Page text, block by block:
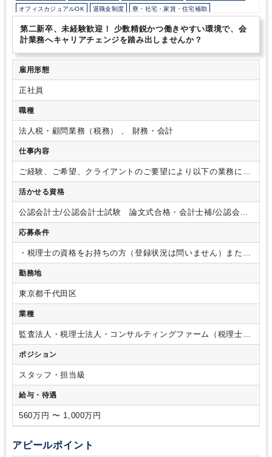
オフィスカジュアルOK 退職金制度 寮・社宅・家賃・住宅補助
年間休日120日以上
第二新卒、未経験歓迎！ 少数精鋭かつ働きやすい環境で、会
計業務へキャリアチェンジを踏み出しませんか？
雇用形態
正社員
職種
法人税・顧問業務（税務） 、 財務・会計
仕事内容
ご経験、ご希望、クライアントのご要望により以下の業務にメ
イン担当として従事していただきます。取引先のニーズに応
じてマルチに動ける方をイメージしています。
基本的な記帳業務や申告書作成業務などからご担当いただきま
す。実務経験のある方は、プロジェクトマネージャーとして
メンバーをアサインし、
を想定しています。マネジメント未経験の方も、現プロジェ
クトマネージャーの引継ぎを受けながら伴走しますので、 安
心してスタートいただけます。 【具体的な業務内容】※ご経
験よってご対応いただく業務が変わってきます
業務（会計処理相談対応、帳簿レビュー等）
助業務（上場会社決算支援等）
統制構築・整備・運用支援業務・IFRS導入支援業務・IPO支
援業務 ・M＆A関連業務（各種デューデリジェンス、バリュエ
ーション、PMI、PPA等）・新人メンバー業務のレビュー、
新人メンバー育成、既存メンバーのマネジメント等（ご本人の
要望、特性に応じて）など ※状況に応じてクライアント先に
出向くことやクライアント先での作業もあります。
ライアント】
備）企業まで幅広いお付き合いをさせていただいております。
【申告ソフト】達人シリーズ 【会計ソフト】弥生会計、勘定
活かせる資格
公認会計士/公認会計士試験 論文式合格・会計士補/公認会計
士試験 短答式合格/税理士/税理士 シングルマスター/税理
士 ダブルマスター/税理士試験 １科目合格/税理士試験 ２
科目合格/税理士試験 ３科目合格/税理士試験 ４科目合格/日
商簿記 １級/日商簿記 ２級
応募条件
・税理士の資格をお持ちの方（登録状況は問いません）または
税理士試験3科目以上合格されている方・社会人経験5年以上
の方で、会計事務所や税理士法人での経験3年以上
業時に科目免除により全ての要件を満たせる予定の方はご相談
ください。※社会人経験や業務経験が満たない方はご相談く
ださい。
勤務地
東京都千代田区
業種
監査法人・税理士法人・コンサルティングファーム（税理士法
人）
ポジション
スタッフ・担当級
給与・待遇
560万円 〜 1,000万円
アピールポイント